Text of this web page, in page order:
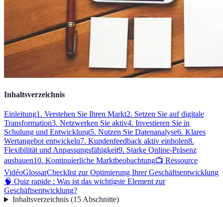
Inhaltsverzeichnis
Einleitung1. Verstehen Sie Ihren Markt2. Setzen Sie auf digitale
Transformation3. Netzwerken Sie aktiv4. Investieren Sie in
Schulung und Entwicklung5. Nutzen Sie Datenanalyse6. Klares
Wertangebot entwickeln7. Kundenfeedback aktiv einholen8.
Flexibilität und Anpassungsfähigkeit9. Starke Online-Präsenz
ausbauen10. Kontinuierliche Marktbeobachtung📺 Ressource
VidéoGlossarChecklist zur Optimierung Ihrer Geschäftsentwicklung
🧠 Quiz rapide : Was ist das wichtigste Element zur
Geschäftsentwicklung?
Inhaltsverzeichnis(15Abschnitte)